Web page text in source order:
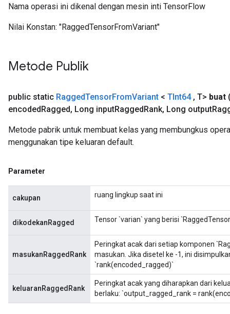
Nama operasi ini dikenal dengan mesin inti TensorFlow
Nilai Konstan: "RaggedTensorFromVariant"
Metode Publik
public static RaggedTensorFromVariant < TInt64 , T> buat
encodedRagged, Long inputRaggedRank, Long output
Metode pabrik untuk membuat kelas yang membungkus
menggunakan tipe keluaran default.
Parameter
cakupan ruang lingkup saat ini
dikodekanRagged Tensor `varian` yang berisi
masukanRaggedRank
Peringkat acak dari setiap komponen
masukan. Jika disetel ke -1, ini
`rank(encoded_ragged)`
keluaranRaggedRank
Peringkat acak yang diharapkan dari
berlaku: `output_ragged_rank =